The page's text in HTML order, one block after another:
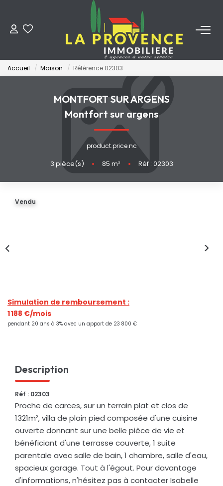
ACHETER
LOUER
ESTIMER
FAIRE GÉRER
NOS AGENCES
Accueil Maison Référence 02303
MONTFORT SUR ARGENS
Montfort sur argens
product.price.nc
3 pièce(s) • 85 m² • Réf : 02303
Vendu
Simulation de remboursement :
1 188 €/mois
pendant 20 ans à 3% avec un apport de 23 800 €
Description
Réf : 02303
Proche de carces, sur un terrain plat et clos de
1321m², villa de plain pied composée d'une cuisine
ouverte donnant sur une belle pièce de vie et
bénéficiant d'une terrasse couverte, 1 suite
parentale avec salle de bain, 1 chambre, salle d'eau,
spacieux garage. Tout à l'égout. Pour davantage
d'informations, n'hésitez pas à contacter Isabelle